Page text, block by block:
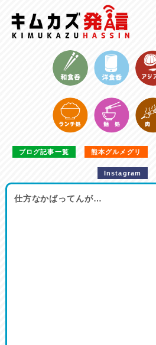
ブログ記事一覧 熊本グルメグリ
Instagram
仕方なかばってんが…